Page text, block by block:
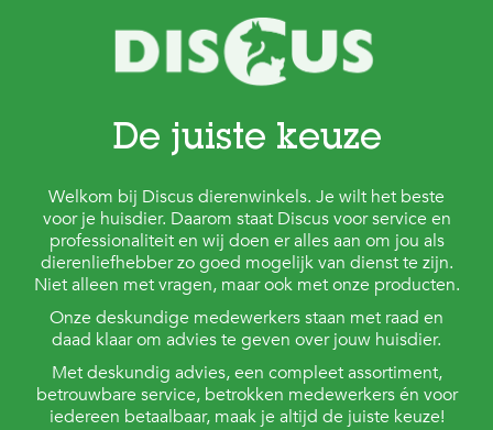
De juiste keuze
Welkom bij Discus dierenwinkels. Je wilt het beste
voor je huisdier. Daarom staat Discus voor service en
professionaliteit en wij doen er alles aan om jou als
dierenliefhebber zo goed mogelijk van dienst te zijn.
Niet alleen met vragen, maar ook met onze producten.
Onze deskundige medewerkers staan met raad en
daad klaar om advies te geven over jouw huisdier.
Met deskundig advies, een compleet assortiment,
betrouwbare service, betrokken medewerkers én voor
iedereen betaalbaar, maak je altijd de juiste keuze!